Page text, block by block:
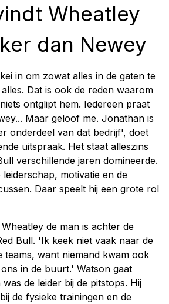
Wheatley
dan Newey
in om zowat alles in de gaten te
Dat is ook de reden waarom
ontglipt hem. Iedereen praat
Maar geloof me. Jonathan is
onderdeel van dat bedrijf', doet
uitspraak. Het staat alleszins
verschillende jaren domineerde.
motivatie en de
Daar speelt hij een grote rol
de man is achter de
Bull. 'Ik keek niet vaak naar de
teams, want niemand kwam ook
in de buurt.' Watson gaat
de leider bij de pitstops. Hij
de fysieke trainingen en de